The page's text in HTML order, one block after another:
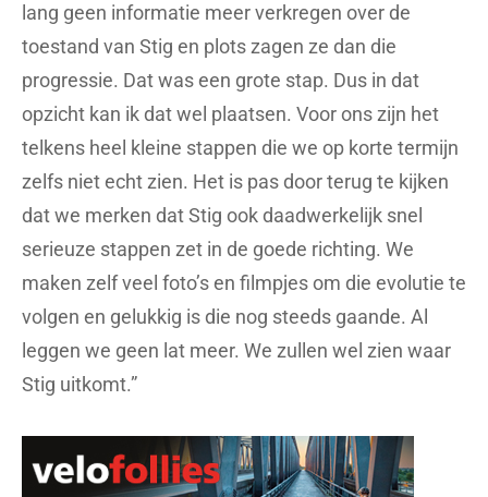
lang geen informatie meer verkregen over de
toestand van Stig en plots zagen ze dan die
progressie. Dat was een grote stap. Dus in dat
opzicht kan ik dat wel plaatsen. Voor ons zijn het
telkens heel kleine stappen die we op korte termijn
zelfs niet echt zien. Het is pas door terug te kijken
dat we merken dat Stig ook daadwerkelijk snel
serieuze stappen zet in de goede richting. We
maken zelf veel foto’s en filmpjes om die evolutie te
volgen en gelukkig is die nog steeds gaande. Al
leggen we geen lat meer. We zullen wel zien waar
Stig uitkomt.”